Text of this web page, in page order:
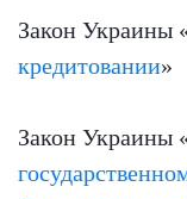
Закон Украины
кредитовании»
Закон Украины